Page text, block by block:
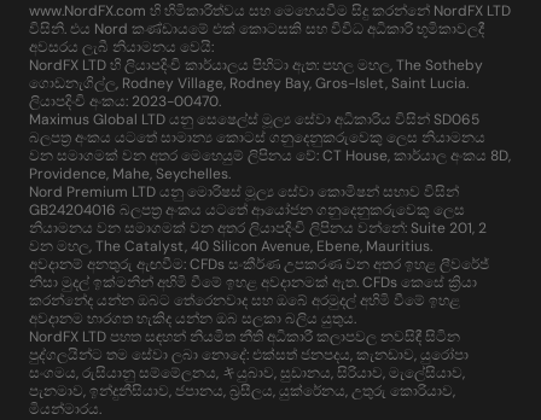
www.NordFX.com හි හිමිකාරීත්වය සහ මෙහෙයවීම සිදු කරන්නේ NordFX LTD
විසිනි. එය Nord කණ්ඩායමේ එක් කොටසකි සහ විවිධ අධිකාරි භූමිකාවලදී
අවසරය ලැබී නියාමනය වෙයි:
NordFX LTD හි ලියාපදිංචි කාර්යාලය පිහිටා ඇත: පහල මහල, The Sotheby
ගොඩනැගිල්ල, Rodney Village, Rodney Bay, Gros-Islet, Saint Lucia.
ලියාපදිංචි අංකය: 2023-00470.
Maximus Global LTD යනු සෙෂෙල්ස් මූල්‍ය සේවා අධිකාරිය විසින් SD065
බලපත්‍ර අංකය යටතේ සාමාන්‍ය කොටස් ගනුදෙනුකරුවෙකු ලෙස නියාමනය
වන සමාගමක් වන අතර මෙහෙයුම් ලිපිනය වේ: CT House, කාර්යාල අංකය 8D,
Providence, Mahe, Seychelles.
Nord Premium LTD යනු මොරිෂස් මූල්‍ය සේවා කොමිෂන් සභාව විසින්
GB24204016 බලපත්‍ර අංකය යටතේ ආයෝජන ගනුදෙනුකරුවෙකු ලෙස
නියාමනය වන සමාගමක් වන අතර ලියාපදිංචි ලිපිනය වන්නේ: Suite 201, 2
වන මහල, The Catalyst, 40 Silicon Avenue, Ebene, Mauritius.
අවදානම් අනතුරු ඇඟවීම: CFDs සංකීර්ණ උපකරණ වන අතර ඉහළ ලීවරේජ්
නිසා මුදල් ඉක්මනින් අහිමි වීමේ ඉහළ අවදානමක් ඇත. CFDs කෙසේ ක්‍රියා
කරන්නේද යන්න ඔබට තේරෙනවාද සහ ඔබේ අරමුදල් අහිමි වීමේ ඉහළ
අවදානම භාරගත හැකිද යන්න ඔබ සලකා බලිය යුතුය.
NordFX LTD පහත සඳහන් නියමිත නීති අධිකාරී කලාපවල නවසිඳී සිටින
පුද්ගලයින්ට තම සේවා ලබා නොදේ: එක්සත් ජනපදය, කැනඩාව, යුරෝපා
සංගමය, රුසියානු සම්මේලනය, キයුබාව, සුඩානය, සිරියාව, මැලේසියාව,
පැනමාව, ඉන්දුනීසියාව, ජපානය, බ්‍රසීලය, යුක්රේනය, උතුරු කොරියාව,
මියන්මාරය.